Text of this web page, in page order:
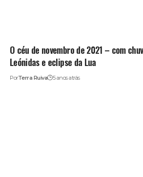
O céu de novembro de 2021 – com
Leónidas e eclipse da Lua
PorTerra Ruiva 5 anos atrás